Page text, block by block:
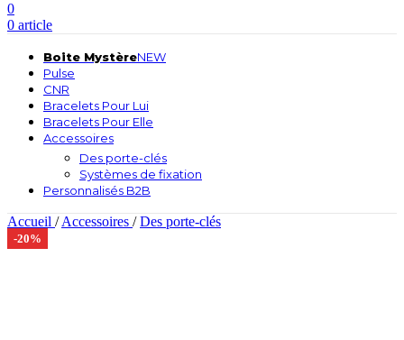
0
0 article
Boite MystèreNEW
Pulse
CNR
Bracelets Pour Lui
Bracelets Pour Elle
Accessoires
Des porte-clés
Systèmes de fixation
Personnalisés B2B
Accueil / Accessoires / Des porte-clés
-20%